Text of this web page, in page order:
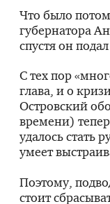
Что было
губернатора
спустя он
С тех пор
глава, и о
Островский
времени)
удалось стать
умеет
Поэтому,
стоит